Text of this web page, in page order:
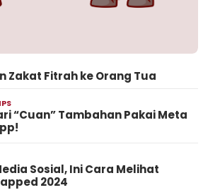
Zakat Fitrah ke Orang Tua
“Cuan” Tambahan Pakai Meta
Sosial, Ini Cara Melihat
2024